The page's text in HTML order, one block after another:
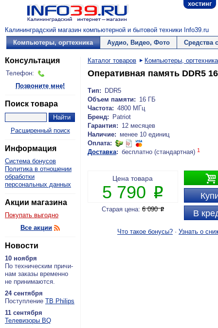
хостинг
Калининградский магазин компьютерной и бытовой техники Info39.ru
Компьютеры, оргтехника
Аудио, Видео, Фото Средства
Консультация
Телефон:
Позвоните мне!
Поиск товара
Расширенный поиск
Информация
Система бонусов
Политика в отношении
обработки
персональных данных
Акции магазина
Покупать выгодно
Все акции
Новости
10 ноября
По тех­ни­че­ским при­чи­
нам за­ка­зы вре­мен­но
не при­ни­ма­ют­ся.
24 сентября
По­ступ­ле­ние ТВ Philips
11 сентября
Теле­ви­зо­ры BQ
Каталог товаров Компьютеры, оргтехника
Оперативная память DDR5
Тип:
DDR5
Объем памяти: 16 ГБ
Частота: 4800 МГц
Бренд:
Patriot
Гарантия: 12 месяцев
Наличие: менее 10 единиц
Оплата:
Доставка: бесплатно (стандартная) 1

В
Цена товара
5 790 P
Старая цена: 6 090P
Что такое бонусы? · Узнать о